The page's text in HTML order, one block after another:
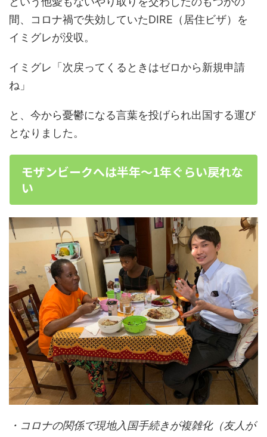
間、コロナ禍で失効していたDIRE（居住ビザ）を
イミグレが没収。
イミグレ「次戻ってくるときはゼロから新規申請
ね」
と、今から憂鬱になる言葉を投げられ出国する運び
となりました。
モザンビークへは半年〜1年ぐらい戻れな
い
・コロナの関係で現地入国手続きが複雑化（友人が